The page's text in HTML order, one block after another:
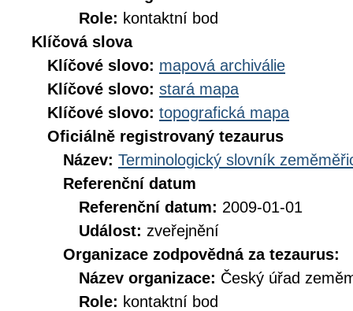
Role: kontaktní bod
Klíčová slova
Klíčové slovo: mapová archiválie
Klíčové slovo: stará mapa
Klíčové slovo: topografická mapa
Oficiálně registrovaný tezaurus
Název: Terminologický slovník
Referenční datum
Referenční datum: 2009-01-01
Událost: zveřejnění
Organizace zodpovědná za tezaurus:
Název organizace: Český úřad
Role: kontaktní bod